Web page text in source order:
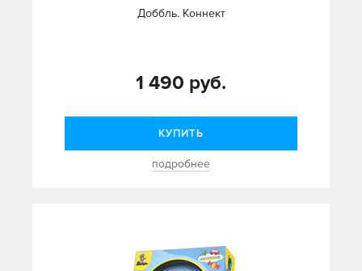
Доббль. Коннект
1 490 руб.
КУПИТЬ
подробнее